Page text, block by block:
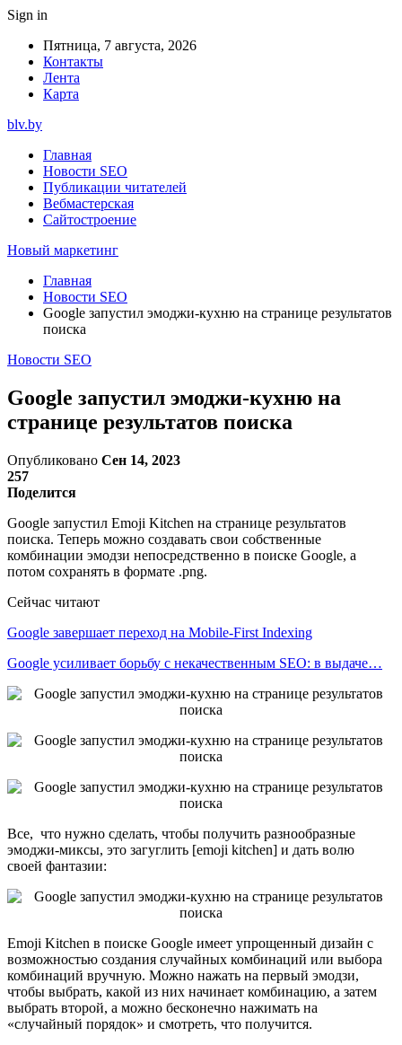
Sign in
Пятница, 7 августа, 2026
Контакты
Лента
Карта
blv.by
Главная
Новости SEO
Публикации читателей
Вебмастерская
Сайтостроение
Новый маркетинг
Главная
Новости SEO
Google запустил эмоджи-кухню на странице результатов
поиска
Новости SEO
Google запустил эмоджи-кухню на
странице результатов поиска
Опубликовано Сен 14, 2023
257
Поделится
Google запустил Emoji Kitchen на странице результатов
поиска. Теперь можно создавать свои собственные
комбинации эмодзи непосредственно в поиске Google, а
потом сохранять в формате .png.
Сейчас читают
Google завершает переход на Mobile-First Indexing
Google усиливает борьбу с некачественным SEO: в выдаче…
Все, что нужно сделать, чтобы получить разнообразные
эмоджи-миксы, это загуглить [emoji kitchen] и дать волю
своей фантазии:
Emoji Kitchen в поиске Google имеет упрощенный дизайн с
возможностью создания случайных комбинаций или выбора
комбинаций вручную. Можно нажать на первый эмодзи,
чтобы выбрать, какой из них начинает комбинацию, а затем
выбрать второй, а можно бесконечно нажимать на
«случайный порядок» и смотреть, что получится.